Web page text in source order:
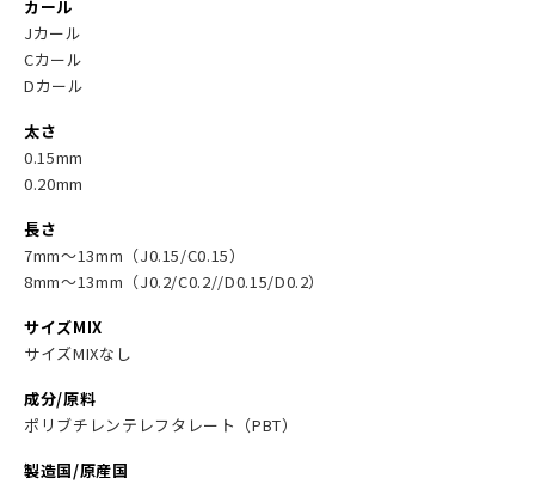
カール
Jカール
Cカール
Dカール
太さ
0.15mm
0.20mm
長さ
7mm～13mm（J0.15/C0.15）
8mm～13mm（J0.2/C0.2//D0.15/D0.2）
サイズMIX
サイズMIXなし
成分/原料
ポリブチレンテレフタレート（PBT）
製造国/原産国